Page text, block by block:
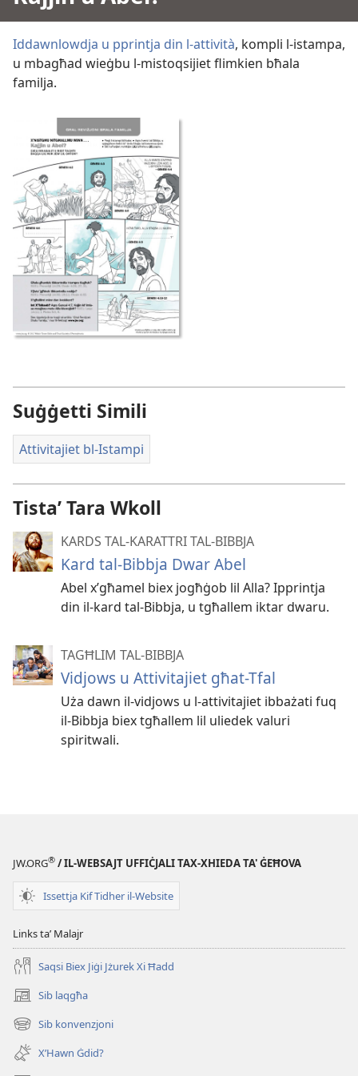
Iddawnlowdja u pprintja din l-attività, kompli l-istampa,
u mbagħad wieġbu l-mistoqsijiet flimkien bħala
familja.
Suġġetti Simili
Attivitajiet bl-Istampi
Tistaʼ Tara Wkoll
KARDS TAL-KARATTRI TAL-BIBBJA
Kard tal-Bibbja Dwar Abel
Abel x’għamel biex jogħġob lil Alla? Ipprintja
din il-kard tal-Bibbja, u tgħallem iktar dwaru.
TAGĦLIM TAL-BIBBJA
Vidjows u Attivitajiet għat-Tfal
Uża dawn il-vidjows u l-attivitajiet ibbażati fuq
il-Bibbja biex tgħallem lil uliedek valuri
spiritwali.
JW.ORG® / IL-WEBSAJT UFFIĊJALI TAX-XHIEDA TA' ĠEĦOVA
Issettja Kif Tidher il-Website
Links taʼ Malajr
Saqsi Biex Jiġi Jżurek Xi Ħadd
Sib laqgħa
(opens
new
window)
Sib konvenzjoni
(opens
new
window)
X’Hawn Ġdid?